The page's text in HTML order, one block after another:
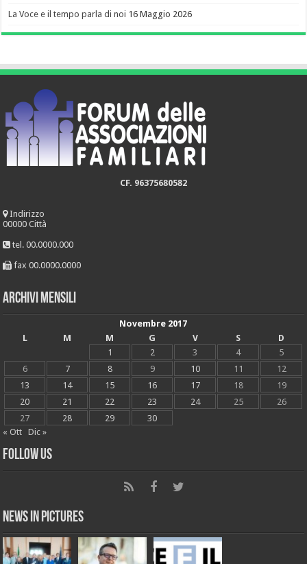
La Voce e il tempo parla di noi 16 Maggio 2026
CF. 96375680582
Indirizzo
00000 Città
tel. 00.0000.000
fax 00.0000.0000
Archivi mensili
Novembre 2017
L
M M G V S
D
1
2 3 4
5
6
7 8 9 10 11
12
13
14 15 16 17 18
19
20
21 22 23 24 25
26
27
28 29
30
« Ott
Dic »
Follow Us
News in Pictures